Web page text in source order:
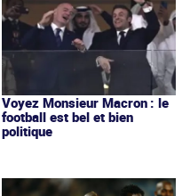
Voyez Monsieur Macron : le
football est bel et bien
politique